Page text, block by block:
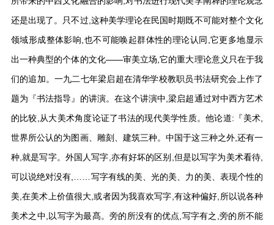
还是出现了。只不过,这种美学理论在民国时期既不可能对整个文化
领域形成整体影响,也不可能唤起群体性的理论认同,它更多地显示
出一种典型的个体的文化——审美立场,它的重大理论意义只在于我
们的追加。一九二七年梁启超在清华学校教职员书法研究会上作了
题为『书法指导』的讲演。在这个讲演中,梁启超通过对中西方艺术
的比较,从大美术角度论证了书法的现代美学性质。他论道:『美术,
世界所公认的为图画、雕刻、建筑三种。中国于这三种之外,还有一
种,就是写字。外国人写字,亦有好坏的区别,但是以写字为美术看待,
可以说绝对没有,……写字有线的美、光的美、力的美、表现个性的
美,在美术上价值很大,或者因为我喜欢写字,有这种偏好,所以说各种
美术之中,以写字为最髙。旁的所没有的优点,写字有之,旁的所不能